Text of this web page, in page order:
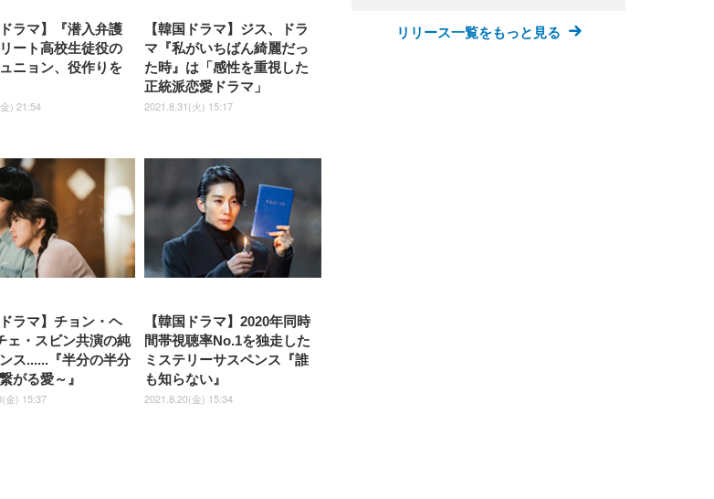
ドラマ】『潜入弁護
ート高校生徒役の
ニョン、役作りを
) 21:54
【韓国ドラマ】ジス、ドラ
マ『私がいちばん綺麗だっ
た時』は「感性を重視した
正統派恋愛ドラマ」
2021.8.31(火) 15:17
ドラマ】チョン・ヘ
ェ・スビン共演の純
ス......『半分の半分
がる愛～』
金) 15:37
【韓国ドラマ】2020年同時
間帯視聴率No.1を独走した
ミステリーサスペンス『誰
も知らない』
2021.8.20(金) 15:34
リリース一覧をもっと見る